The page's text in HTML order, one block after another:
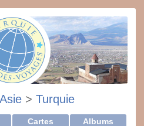
Asie > Turquie
Cartes
Albums